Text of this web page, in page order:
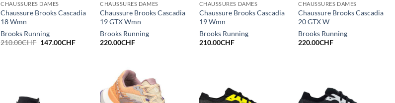
CHAUSSURES DAMES
Chaussure Brooks Cascadia
18 Wmn
Brooks Running
210.00CHF Le
147.00CHFLe
CHAUSSURES DAMES
Chaussure Brooks Cascadia
19 GTX Wmn
Brooks Running
220.00CHF
CHAUSSURES DAMES
Chaussure Brooks Cascadia
19 Wmn
Brooks Running
210.00CHF
CHAUSSURES DAMES
Chaussure Brooks Cascadia
20 GTX W
Brooks Running
220.00CHF